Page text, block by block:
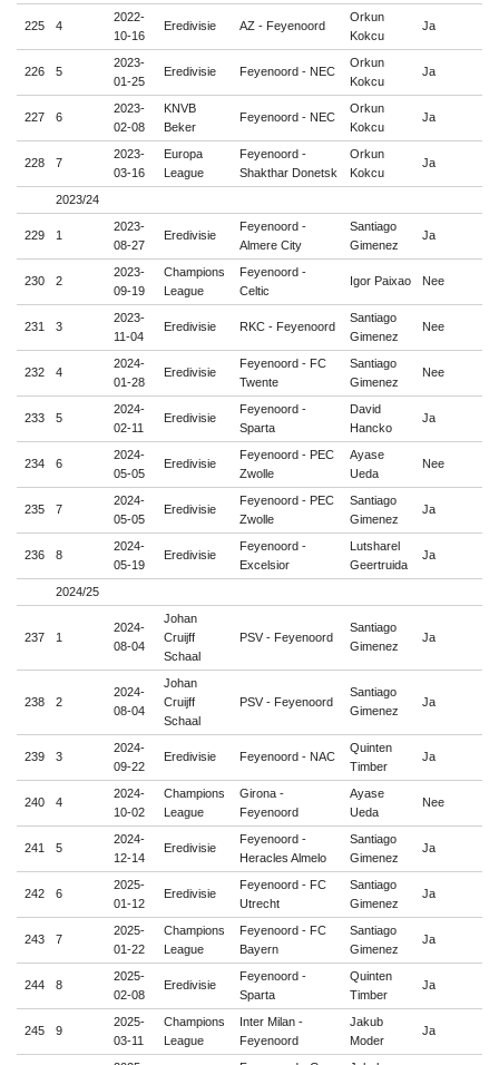
225 4
2022-
10-16
Eredivisie AZ - Feyenoord
Orkun
Kokcu
Ja
226 5
2023-
01-25
Eredivisie Feyenoord - NEC
Orkun
Kokcu
Ja
227 6
2023-
02-08
KNVB
Beker
Feyenoord - NEC
Orkun
Kokcu
Ja
228 7
2023-
03-16
Europa
League
Feyenoord -
Shakthar Donetsk
Orkun
Kokcu
Ja
2023/24
229 1
2023-
08-27
Eredivisie
Feyenoord -
Almere City
Santiago
Gimenez
Ja
230 2
2023-
09-19
Champions
League
Feyenoord -
Celtic
Igor Paixao Nee
231 3
2023-
11-04
Eredivisie RKC - Feyenoord
Santiago
Gimenez
Nee
232 4
2024-
01-28
Eredivisie
Feyenoord - FC
Twente
Santiago
Gimenez
Nee
233 5
2024-
02-11
Eredivisie
Feyenoord -
Sparta
David
Hancko
Ja
234 6
2024-
05-05
Eredivisie
Feyenoord - PEC
Zwolle
Ayase
Ueda
Nee
235 7
2024-
05-05
Eredivisie
Feyenoord - PEC
Zwolle
Santiago
Gimenez
Ja
236 8
2024-
05-19
Eredivisie
Feyenoord -
Excelsior
Lutsharel
Geertruida
Ja
2024/25
237 1
2024-
08-04
Johan
Cruijff
Schaal
PSV - Feyenoord
Santiago
Gimenez
Ja
238 2
2024-
08-04
Johan
Cruijff
Schaal
PSV - Feyenoord
Santiago
Gimenez
Ja
239 3
2024-
09-22
Eredivisie Feyenoord - NAC
Quinten
Timber
Ja
240 4
2024-
10-02
Champions
League
Girona -
Feyenoord
Ayase
Ueda
Nee
241 5
2024-
12-14
Eredivisie
Feyenoord -
Heracles Almelo
Santiago
Gimenez
Ja
242 6
2025-
01-12
Eredivisie
Feyenoord - FC
Utrecht
Santiago
Gimenez
Ja
243 7
2025-
01-22
Champions
League
Feyenoord - FC
Bayern
Santiago
Gimenez
Ja
244 8
2025-
02-08
Eredivisie
Feyenoord -
Sparta
Quinten
Timber
Ja
245 9
2025-
03-11
Champions
League
Inter Milan -
Feyenoord
Jakub
Moder
Ja